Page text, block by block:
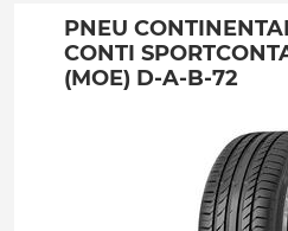
PNEU
CONTI
(MOE) D-A-B-72